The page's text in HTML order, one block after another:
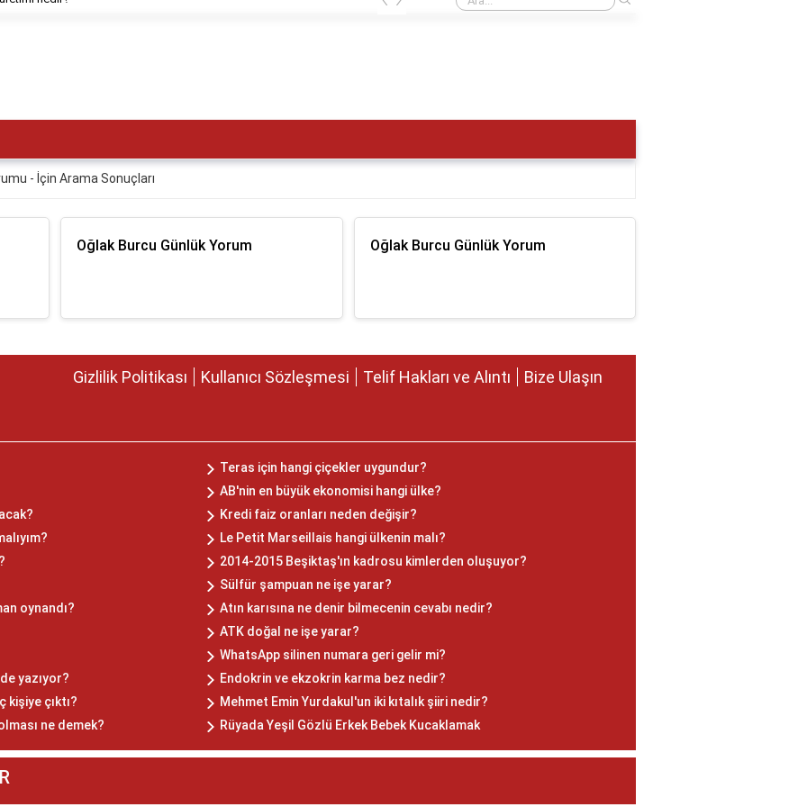
- İçin Arama Sonuçları
Oğlak Burcu Günlük Yorum Oğlak Burcu Günlük Yorum
Gizlilik Politikası Kullanıcı Sözleşmesi Telif Hakları ve Alıntı Bize Ulaşın
Teras için hangi çiçekler uygundur?
AB'nin en büyük ekonomisi hangi ülke?
Kredi faiz oranları neden değişir?
Le Petit Marseillais hangi ülkenin malı?
2014-2015 Beşiktaş'ın kadrosu kimlerden oluşuyor?
Sülfür şampuan ne işe yarar?
oynandı?
Atın karısına ne denir bilmecenin cevabı nedir?
ATK doğal ne işe yarar?
WhatsApp silinen numara geri gelir mi?
yazıyor?
Endokrin ve ekzokrin karma bez nedir?
kişiye çıktı?
Mehmet Emin Yurdakul'un iki kıtalık şiiri nedir?
ne demek?
Rüyada Yeşil Gözlü Erkek Bebek Kucaklamak